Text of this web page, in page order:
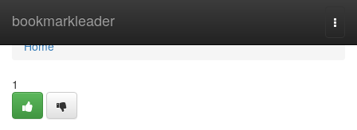
bookmarkleader
Home
Home
1